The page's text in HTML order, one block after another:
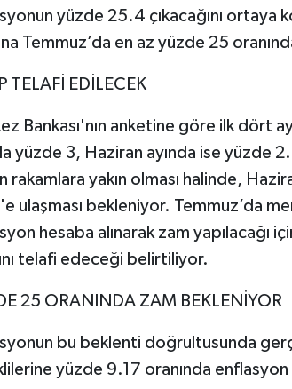
yüzde 25.4 çıkacağını ortaya
Temmuz’da en az yüzde 25
TELAFİ EDİLECEK
Bankası'nın anketine göre ilk dört
yüzde 3, Haziran ayında ise yüzde
rakamlara yakın olması halinde,
ulaşması bekleniyor. Temmuz’da
hesaba alınarak zam yapılacağı
telafi edeceği belirtiliyor.
25 ORANINDA ZAM BEKLENİYOR
bu beklenti doğrultusunda
yüzde 9.17 oranında